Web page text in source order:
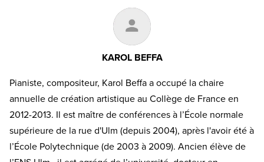
KAROL BEFFA
Pianiste, compositeur, Karol Beffa a occupé la chaire
annuelle de création artistique au Collège de France en
2012-2013. Il est maître de conférences à l’École normale
supérieure de la rue d'Ulm (depuis 2004), après l'avoir été à
l’École Polytechnique (de 2003 à 2009). Ancien élève de